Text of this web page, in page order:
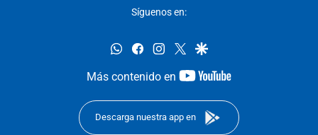
Síguenos en:
whatsappfacebookinstagram
twittergoogle
Más contenido en
youtube-
Descarga nuestra app en